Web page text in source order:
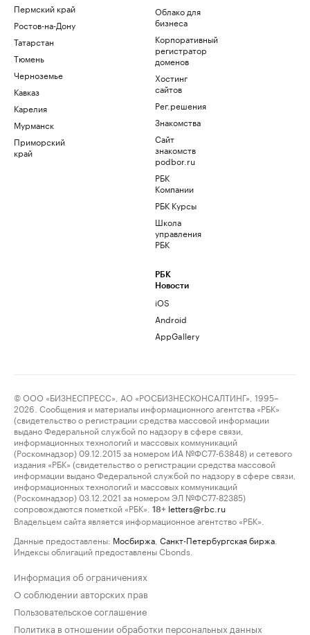
Пермский край
Ростов-на-Дону
Татарстан
Тюмень
Черноземье
Кавказ
Карелия
Мурманск
Приморский
край
Облако для
бизнеса
Корпоративный
регистратор
доменов
Хостинг
сайтов
Рег.решения
Знакомства
Сайт
знакомств
podbor.ru
РБК
Компании
РБК Курсы
Школа
управления
РБК
РБК
Новости
iOS
Android
AppGallery
© ООО «БИЗНЕСПРЕСС», АО «РОСБИЗНЕСКОНСАЛТИНГ», 1995–
2026. Сообщения и материалы информационного агентства «РБК»
(свидетельство о регистрации средства массовой информации
выдано Федеральной службой по надзору в сфере связи,
информационных технологий и массовых коммуникаций
(Роскомнадзор) 09.12.2015 за номером ИА №ФС77-63848) и сетевого
издания «РБК» (свидетельство о регистрации средства массовой
информации выдано Федеральной службой по надзору в сфере связи,
информационных технологий и массовых коммуникаций
(Роскомнадзор) 03.12.2021 за номером ЭЛ №ФС77-82385)
сопровождаются пометкой «РБК».
18+ letters@rbc.ru
Владельцем сайта является информационное агентство «РБК».
Данные предоставлены: Мосбиржа Санкт-Петербургская биржа
Индексы облигаций предоставлены Cbonds.
Информация об ограничениях
О соблюдении авторских прав
Пользовательское соглашение
Политика в отношении обработки персональных данных